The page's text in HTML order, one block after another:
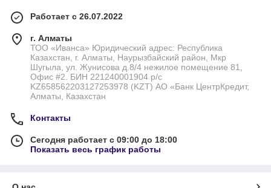
Работает с 26.07.2022
г. Алматы
ТОО «Иванса» Юридический адрес: Республика
Казахстан, г. Алматы, Наурызбайский район, Мкр
Шугыла, ул. Жунисова д.8/4 нежилое помещение 81,
Офис #2. БИН 221240001904 р/с
KZ658562203127253978 (KZT) АО «Банк ЦентрКредит,
Алматы, Казахстан
Контакты
Сегодня работает с 09:00 до 18:00
Показать весь график работы